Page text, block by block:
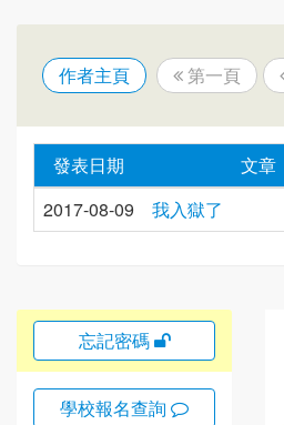
作者主頁 第一頁
發表日期 文章
2017-08-09
我入獄了
忘記密碼
學校報名查詢